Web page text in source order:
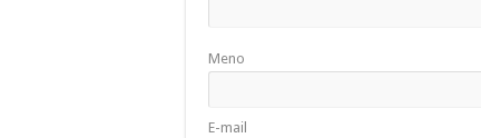
Meno
E-mail